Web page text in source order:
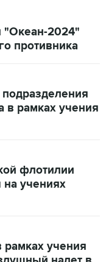
противника
в рамках учения
учениях
налет в